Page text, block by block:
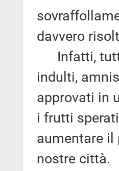
davvero
Infatti, tutti
indulti,
approvati in
i frutti
aumentare il
nostre città.